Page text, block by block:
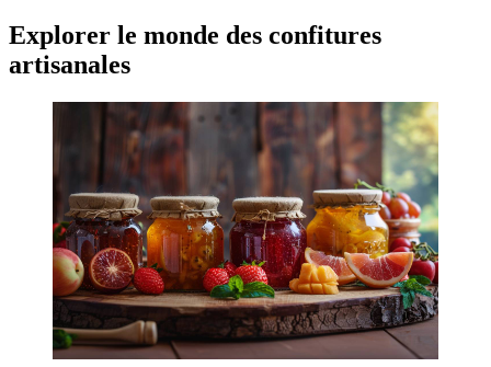
Explorer le monde des confitures
artisanales